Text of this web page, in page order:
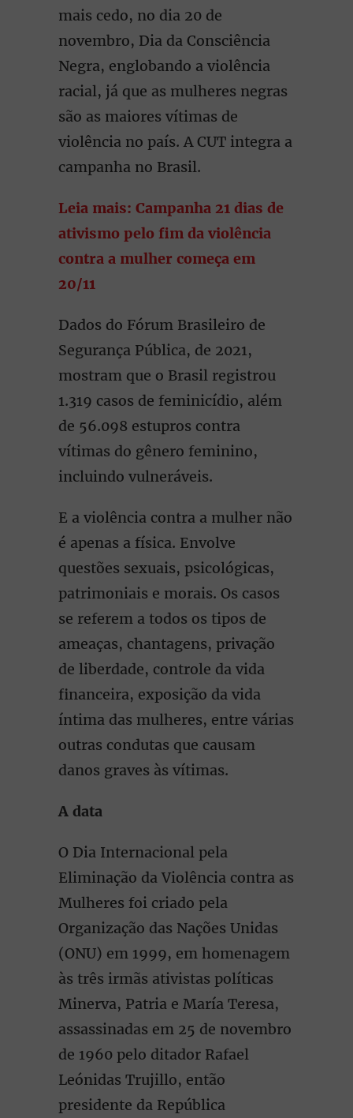
mais cedo, no dia 20 de
novembro, Dia da Consciência
Negra, englobando a violência
racial, já que as mulheres negras
são as maiores vítimas de
violência no país. A CUT integra a
campanha no Brasil.
Leia mais: Campanha 21 dias de
ativismo pelo fim da violência
contra a mulher começa em
20/11
Dados do Fórum Brasileiro de
Segurança Pública, de 2021,
mostram que o Brasil registrou
1.319 casos de feminicídio, além
de 56.098 estupros contra
vítimas do gênero feminino,
incluindo vulneráveis.
E a violência contra a mulher não
é apenas a física. Envolve
questões sexuais, psicológicas,
patrimoniais e morais. Os casos
se referem a todos os tipos de
ameaças, chantagens, privação
de liberdade, controle da vida
financeira, exposição da vida
íntima das mulheres, entre várias
outras condutas que causam
danos graves às vítimas.
A data
O Dia Internacional pela
Eliminação da Violência contra as
Mulheres foi criado pela
Organização das Nações Unidas
(ONU) em 1999, em homenagem
às três irmãs ativistas políticas
Minerva, Patria e María Teresa,
assassinadas em 25 de novembro
de 1960 pelo ditador Rafael
Leónidas Trujillo, então
presidente da República